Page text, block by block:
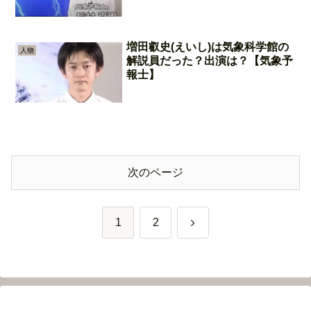
人物
増田叡史(えいし)は気象科学館の
解説員だった？出演は？【気象予
報士】
次のページ
1 2 次